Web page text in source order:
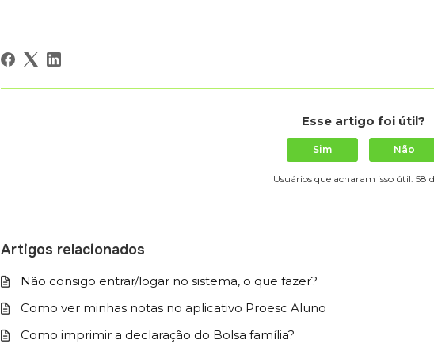
Esse artigo foi útil?
Sim Não
Usuários que acharam isso útil: 58
Artigos relacionados
Não consigo entrar/logar no sistema, o que fazer?
Como ver minhas notas no aplicativo Proesc Aluno
Como imprimir a declaração do Bolsa família?